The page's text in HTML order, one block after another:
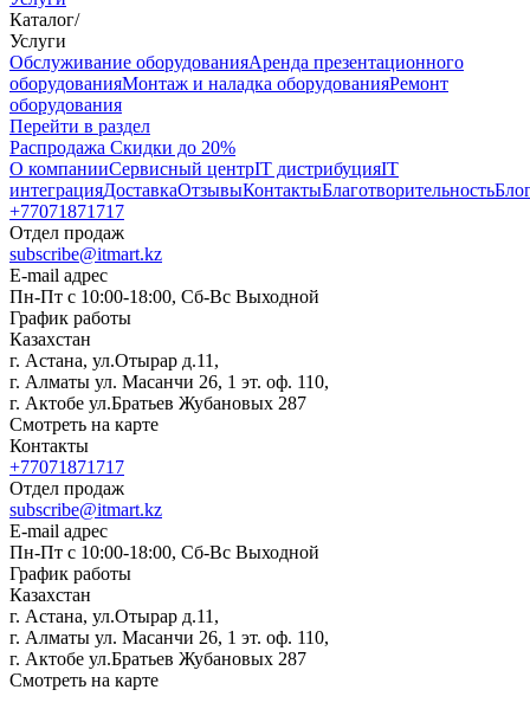
Каталог/
Услуги
Oбслуживание оборудованияАренда презентационного
оборудованияМонтаж и наладка оборудованияРемонт
оборудования
Перейти в раздел
Распродажа Скидки до 20%
О компанииСервисный центрIT дистрибуцияIT
интеграцияДоставкаОтзывыКонтактыБлаготворительность
+77071871717
Отдел продаж
subscribe@itmart.kz
E-mail адрес
Пн-Пт с 10:00-18:00, Сб-Вс Выходной
График работы
Казахстан
г. Астана, ул.Отырар д.11,
г. Алматы ул. Масанчи 26, 1 эт. оф. 110,
г. Актобе ул.Братьев Жубановых 287
Смотреть на карте
Контакты
+77071871717
Отдел продаж
subscribe@itmart.kz
E-mail адрес
Пн-Пт с 10:00-18:00, Сб-Вс Выходной
График работы
Казахстан
г. Астана, ул.Отырар д.11,
г. Алматы ул. Масанчи 26, 1 эт. оф. 110,
г. Актобе ул.Братьев Жубановых 287
Смотреть на карте